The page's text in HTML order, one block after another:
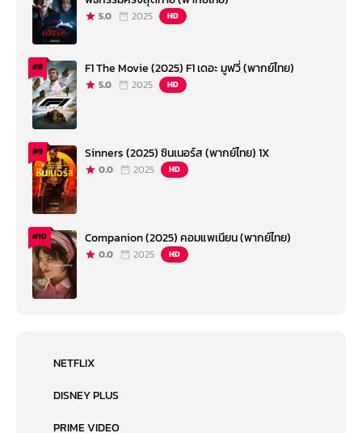
5.0 2025 HD
#8 F1 The Movie (2025) F1 เดอะ มูฟวี่ (พากย์ไทย)
5.0 2025 HD
#9 Sinners (2025) ซินเนอร์ส (พากย์ไทย) 1X
0.0 2025 HD
#10 Companion (2025) คอมแพเนียน (พากย์ไทย)
0.0 2025 HD
NETFLIX
DISNEY PLUS
PRIME VIDEO